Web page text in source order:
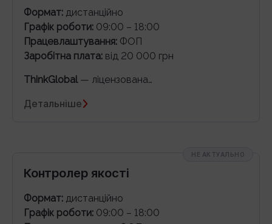
Формат: дистанційно
Графік роботи: 09:00 – 18:00
Працевлаштування: ФОП
Заробітна плата: від 20 000 грн
ThinkGlobal — ліцензована…
Детальніше
Контролер якості
НЕ АКТУАЛЬНО
Формат: дистанційно
Графік роботи: 09:00 – 18:00